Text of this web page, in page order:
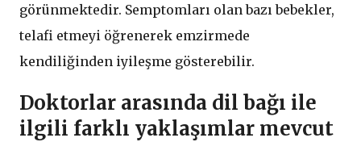
görünmektedir. Semptomları olan bazı bebekler,
telafi etmeyi öğrenerek emzirmede
kendiliğinden iyileşme gösterebilir.
Doktorlar arasında dil bağı ile
ilgili farklı yaklaşımlar mevcut